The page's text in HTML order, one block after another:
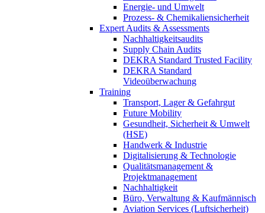
Energie- und Umwelt
Prozess- & Chemikaliensicherheit
Expert Audits & Assessments
Nachhaltigkeitsaudits
Supply Chain Audits
DEKRA Standard Trusted Facility
DEKRA Standard
Videoüberwachung
Training
Transport, Lager & Gefahrgut
Future Mobility
Gesundheit, Sicherheit & Umwelt
(HSE)
Handwerk & Industrie
Digitalisierung & Technologie
Qualitätsmanagement &
Projektmanagement
Nachhaltigkeit
Büro, Verwaltung & Kaufmännisch
Aviation Services (Luftsicherheit)